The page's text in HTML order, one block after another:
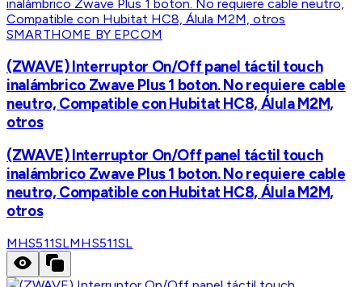
SMARTHOME BY EPCOM
(ZWAVE) Interruptor On/Off panel táctil touch
inalámbrico Zwave Plus 1 boton. No requiere cable
neutro, Compatible con Hubitat HC8, Álula M2M,
otros
(ZWAVE) Interruptor On/Off panel táctil touch
inalámbrico Zwave Plus 1 boton. No requiere cable
neutro, Compatible con Hubitat HC8, Álula M2M,
otros
MHS511SLMHS511SL